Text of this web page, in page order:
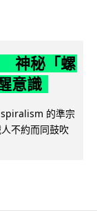
神秘「螺
意識
的準宗
不約而同鼓吹